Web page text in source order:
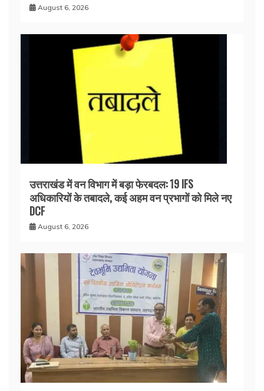
August 6, 2026
उत्तराखंड में वन विभाग में बड़ा फेरबदल: 19 IFS
अधिकारियों के तबादले, कई अहम वन प्रभागों को मिले नए
DCF
August 6, 2026